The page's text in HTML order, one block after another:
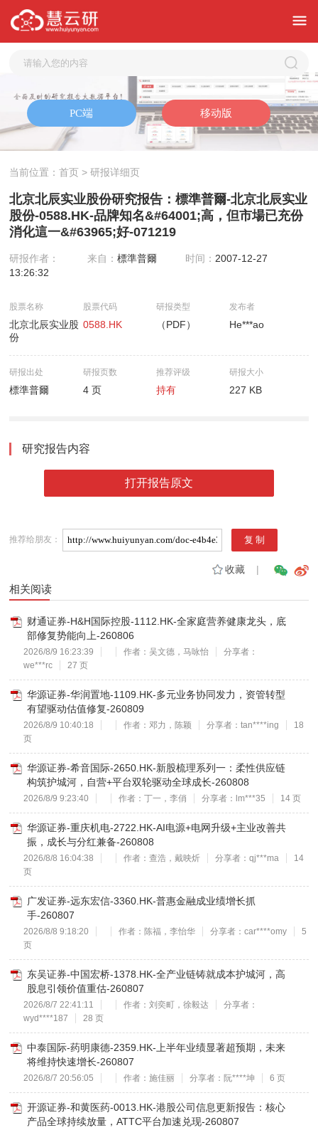
当前位置：首页 > 研报详细页
北京北辰实业股份研究报告：標準普爾-北京北辰实业
股份-0588.HK-品牌知名&#64001;高，但市場已充份
消化這一&#63965;好-071219
研报作者： 来自：標準普爾 时间： 2007-12-27
13:26:32
股票名称
北京北辰实业股
份
股票代码
0588.HK
研报类型
（PDF）
发布者
He***ao
研报出处
標準普爾
研报页数
4 页
推荐评级
持有
研报大小
227 KB
研究报告内容
打开报告原文
推荐给朋友：
收藏|
相关阅读
财通证券-H&H国际控股-1112.HK-全家庭营养健康龙头，底
部修复势能向上-260806
2026/8/9 16:23:39 作者：吴文德，马咏怡
分享者：
we***rc
27 页
华源证券-华润置地-1109.HK-多元业务协同发力，资管转型
有望驱动估值修复-260809
2026/8/9 10:40:18 作者：邓力，陈颖 分享者：tan****ing
18
页
华源证券-希音国际-2650.HK-新股梳理系列一：柔性供应链
构筑护城河，自营+平台双轮驱动全球成长-260808
2026/8/9 9:23:40 作者：丁一，李俏 分享者：lm***35 14 页
华源证券-重庆机电-2722.HK-AI电源+电网升级+主业改善共
振，成长与分红兼备-260808
2026/8/8 16:04:38 作者：查浩，戴映炘 分享者：qj***ma
14
页
广发证券-远东宏信-3360.HK-普惠金融成业绩增长抓
手-260807
2026/8/8 9:18:20 作者：陈福，李怡华 分享者：car****omy
5
页
东吴证券-中国宏桥-1378.HK-全产业链铸就成本护城河，高
股息引领价值重估-260807
2026/8/7 22:41:11 作者：刘奕町，徐毅达
分享者：
wyd****187
28 页
中泰国际-药明康德-2359.HK-上半年业绩显著超预期，未来
将维持快速增长-260807
2026/8/7 20:56:05 作者：施佳丽 分享者：阮****坤 6 页
开源证券-和黄医药-0013.HK-港股公司信息更新报告：核心
产品全球持续放量，ATTC平台加速兑现-260807